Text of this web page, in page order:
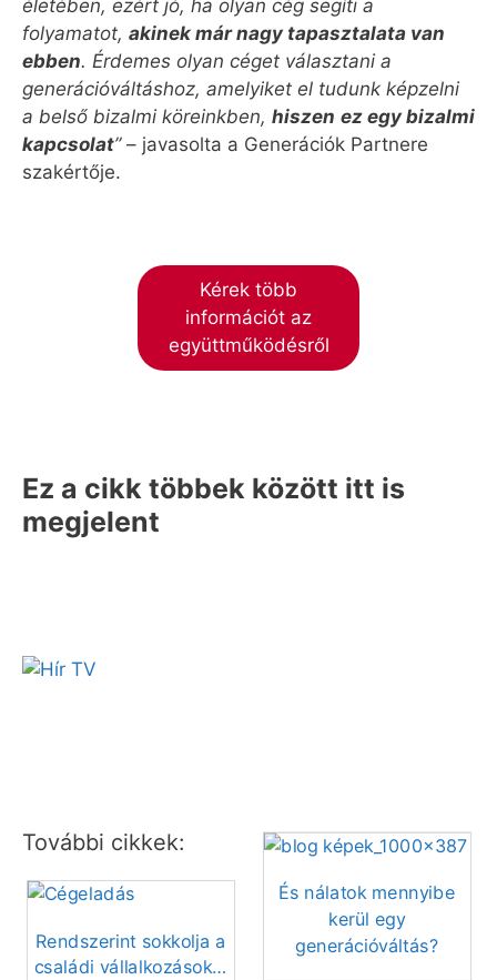
életében, ezért jó, ha olyan cég segíti a
folyamatot, akinek már nagy tapasztalata van
ebben. Érdemes olyan céget választani a
generációváltáshoz, amelyiket el tudunk képzelni
a belső bizalmi köreinkben, hiszen ez egy bizalmi
kapcsolat”– javasolta a Generációk Partnere
szakértője.
Kérek több
információt az
együttműködésről
Ez a cikk többek között itt is
megjelent
További cikkek:
Rendszerint sokkolja a
családi vállalkozások…
És nálatok mennyibe
kerül egy
generációváltás?